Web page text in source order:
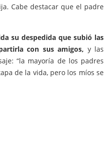
Cabe destacar que el padre
su despedida que subió las
con sus amigos, y las
“la mayoría de los padres
de la vida, pero los míos se